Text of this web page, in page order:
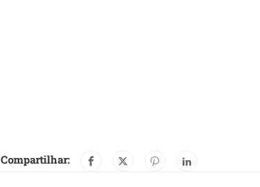
Compartilhar: